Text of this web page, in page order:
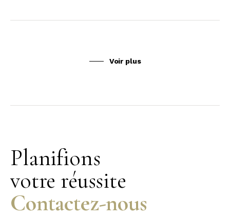
Voir plus
Planifions
votre réussite
Contactez-nous